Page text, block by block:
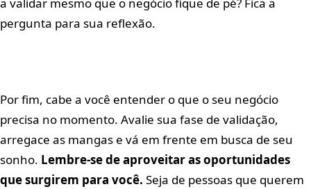
pergunta para sua reflexão.
Por fim, cabe a você entender o que o seu negócio
precisa no momento. Avalie sua fase de validação,
arregace as mangas e vá em frente em busca de seu
sonho. Lembre-se de aproveitar as oportunidades
que surgirem para você. Seja de pessoas que querem